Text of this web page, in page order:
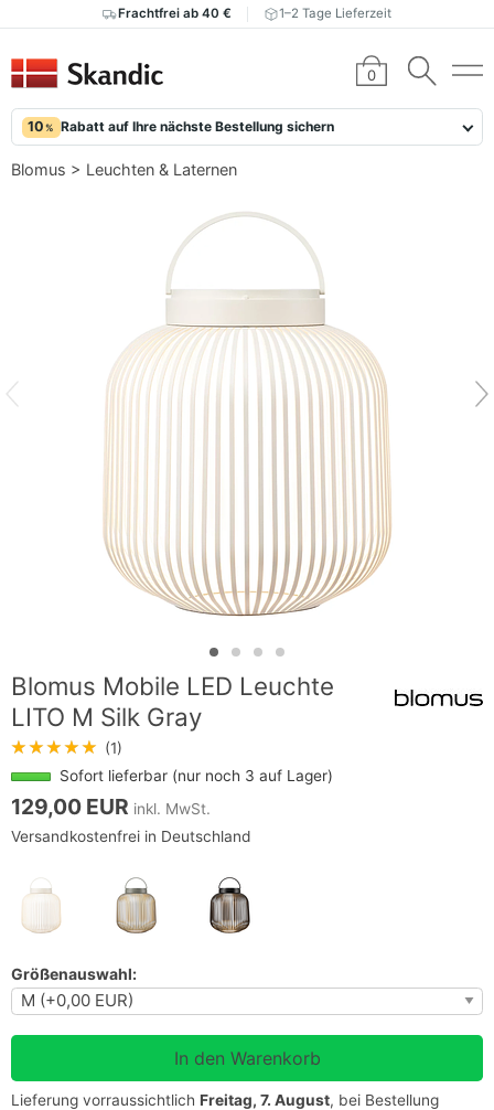
Frachtfrei ab 40 € 1–2 Tage Lieferzeit
0
10 % Rabatt auf Ihre nächste Bestellung sichern
Blomus > Leuchten & Laternen
Blomus Mobile LED Leuchte
LITO M Silk Gray
★★★★★ (1)
Sofort lieferbar (nur noch 3 auf Lager)
129,00 EUR inkl. MwSt.
Versandkostenfrei in Deutschland
Größenauswahl:
Lieferung vorraussichtlich Freitag, 7. August, bei Bestellung